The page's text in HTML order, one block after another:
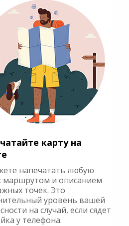
карту на
напечатать любую
маршрутом и описанием
точек. Это
уровень вашей
на случай, если сядет
у телефона.